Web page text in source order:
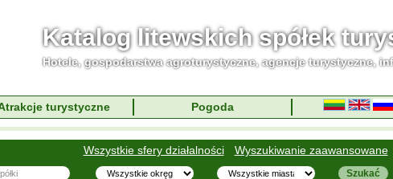
Katalog litewskich spółek
Hotele, gospodarstwa agroturystyczne, agencje turystyczne,
turystyczne Pogoda
Wszystkie sfery działalności Wyszukiwanie zaawansowane